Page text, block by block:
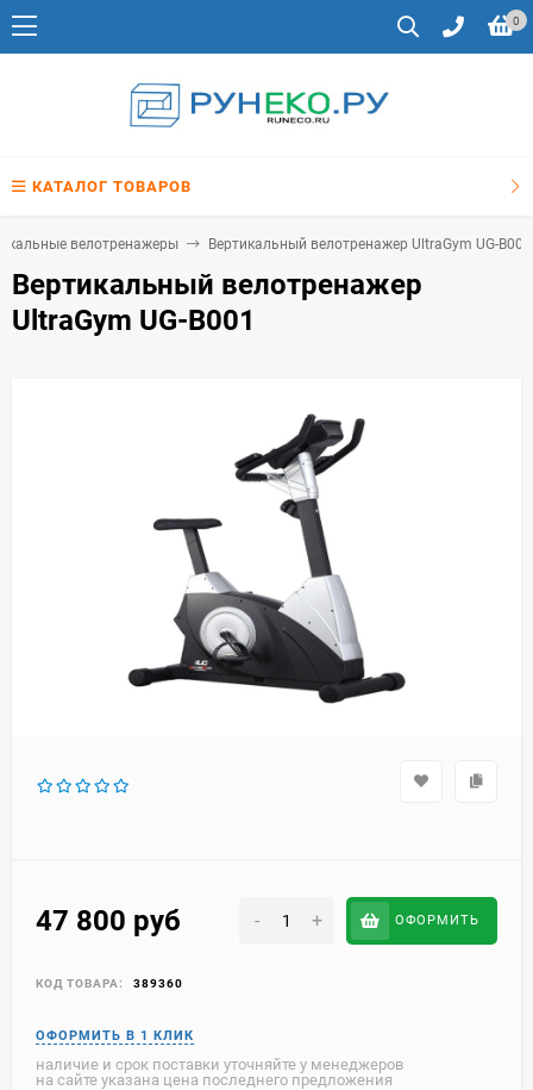
0
КАТАЛОГ ТОВАРОВ
велотренажеры Вертикальный велотренажер UltraGym UG-B001
Вертикальный велотренажер
UltraGym UG-B001
47 800 руб - + ОФОРМИТЬ
КОД ТОВАРА: 389360
наличие и срок поставки уточняйте у менеджеров
на сайте указана цена последнего предложения